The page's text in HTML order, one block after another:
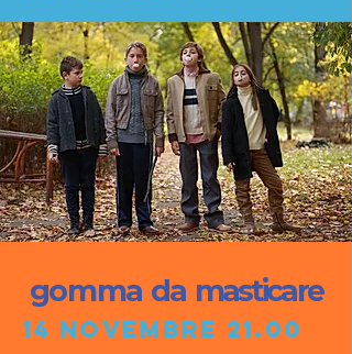
gomma da masticare
14 novembre 21.00